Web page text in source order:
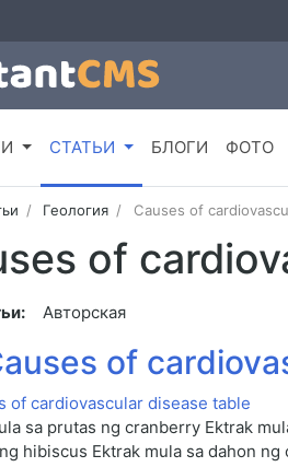
СТАТЬИ БЛОГИ ФОТО
Геология Causes of
of
Авторская
of
sa prutas ng cranberry Ektrak
hibiscus Ektrak mula sa dahon